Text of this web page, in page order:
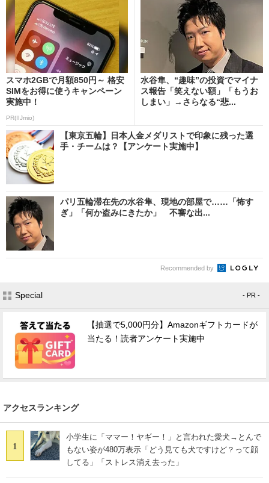
スマホ2GBで月額850円～ 格安
SIMをお得に使うキャンペーン
実施中！
PR(IIJmio)
水谷隼、“趣味”の投資でマイナ
ス報告「笑えない額」「もうお
しまい」→さらなる“悲...
【東京五輪】日本人金メダリストで印象に残った選
手・チームは？【アンケート実施中】
パリ五輪滞在先の水谷隼、現地の部屋で……「怖す
ぎ」「何か盗みにきたか」 不審な出...
Recommended by
Special - PR -
【抽選で5,000円分】Amazonギフトカードが
当たる！読者アンケート実施中
アクセスランキング
1
小学生に「ママー！ヤギー！」と言われた愛犬→とんで
もない姿が480万表示「どう見ても犬ですけど？って顔
してる」「ストレス消え去った」